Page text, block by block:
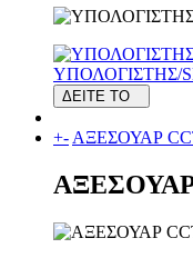
ΥΠΟΛΟΓΙΣΤΗΣ/
ΔΕΙΤΕ ΤΟ
+- ΑΞΕΣΟΥΑΡ